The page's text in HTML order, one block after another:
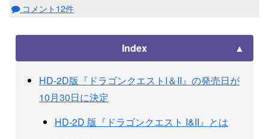
コメント12件
Index
HD-2D版『ドラゴンクエストI＆II』の発売日が
10月30日に決定
HD-2D 版『ドラゴンクエスト I&II』とは